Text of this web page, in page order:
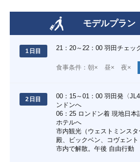
モデルプラン
1日目 21：20～22：00 羽田チェッ
食事条件：朝× 昼× 夜×
2日目
00：15～01：00 羽田発〈
ンドンへ
06：25 ロンドン着 現地日本
ホテルへ
市内観光（ウェストミンス
殿、ビックベン、コヴェント
市内で解散。午後 自由行動